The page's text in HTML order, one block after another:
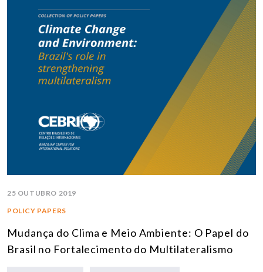
25 OUTUBRO 2019
POLICY PAPERS
Mudança do Clima e Meio Ambiente: O Papel do
Brasil no Fortalecimento do Multilateralismo